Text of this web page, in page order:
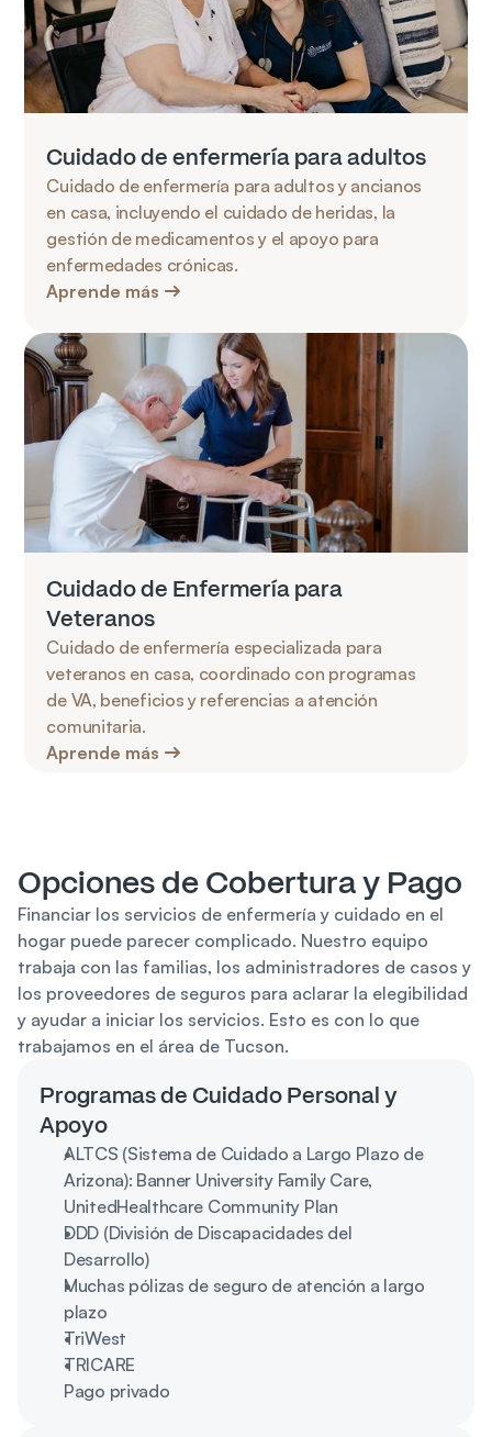
Cuidado de enfermería para adultos
Cuidado de enfermería para adultos y ancianos
en casa, incluyendo el cuidado de heridas, la
gestión de medicamentos y el apoyo para
enfermedades crónicas.
Aprende más
Cuidado de Enfermería para
Veteranos
Cuidado de enfermería especializada para
veteranos en casa, coordinado con programas
de VA, beneficios y referencias a atención
comunitaria.
Aprende más
Opciones de Cobertura y Pago
Financiar los servicios de enfermería y cuidado en el
hogar puede parecer complicado. Nuestro equipo
trabaja con las familias, los administradores de casos y
los proveedores de seguros para aclarar la elegibilidad
y ayudar a iniciar los servicios. Esto es con lo que
trabajamos en el área de Tucson.
Programas de Cuidado Personal y
Apoyo
ALTCS (Sistema de Cuidado a Largo Plazo de
Arizona): Banner University Family Care,
UnitedHealthcare Community Plan
DDD (División de Discapacidades del
Desarrollo)
Muchas pólizas de seguro de atención a largo
plazo
TriWest
TRICARE
Pago privado